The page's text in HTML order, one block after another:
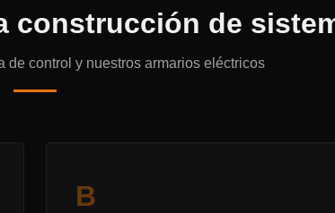
construcción de
de control y nuestros armarios eléctricos
B